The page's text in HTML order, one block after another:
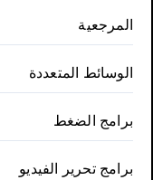
المرجعية
الوسائط المتعددة
برامج الضغط
برامج تحرير الفيديو